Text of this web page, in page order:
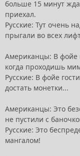
больше 15 минут
приехал.
Русские: Тут очень
прыгали во всех
Американцы: В
когда проходишь
Русские: В фойе
достать монетки...
Американцы: Это
не пустили с
Русские: Это
мангалом!